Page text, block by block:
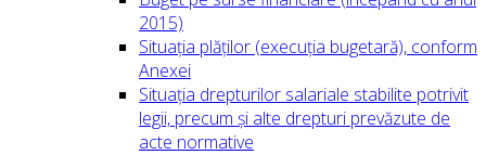
2015)
Situația plăților (execuția bugetară), conform
Anexei
Situația drepturilor salariale stabilite potrivit
legii, precum și alte drepturi prevăzute de
acte normative